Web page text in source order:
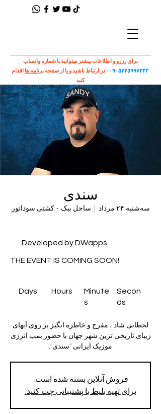
برای رزرو و اطلاعات بیشتر میتوانید با شماره واتساپ
۰۰۹۰۵۳۴۵۹۹۷۴۴۳ در ارتباط باشید و یا از صفحهبرنامه ها اقدام
کنید.
سندی
سه‌شنبه ۲۴ مرداد
  |
ساحل ببک - کشتی سوداتور
Secon
ds
Minute
s
Hours
Days
THE EVENT IS COMING SOON!
Developed by DWapps
لحظاتی شاد ، مفرح و خاطره انگیز بر روی آبهای
زیبای تاریخی ترین شهر جهان با حضور بمب انرژی
موزیک ایرانی "سندی".
فروش آنلاین بسته شده است.
برای تهیه بلیط با پشتیبانی چت کنید.